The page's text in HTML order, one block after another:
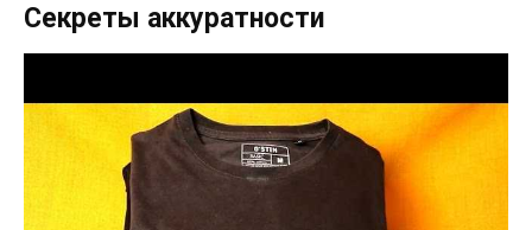
Секреты аккуратности